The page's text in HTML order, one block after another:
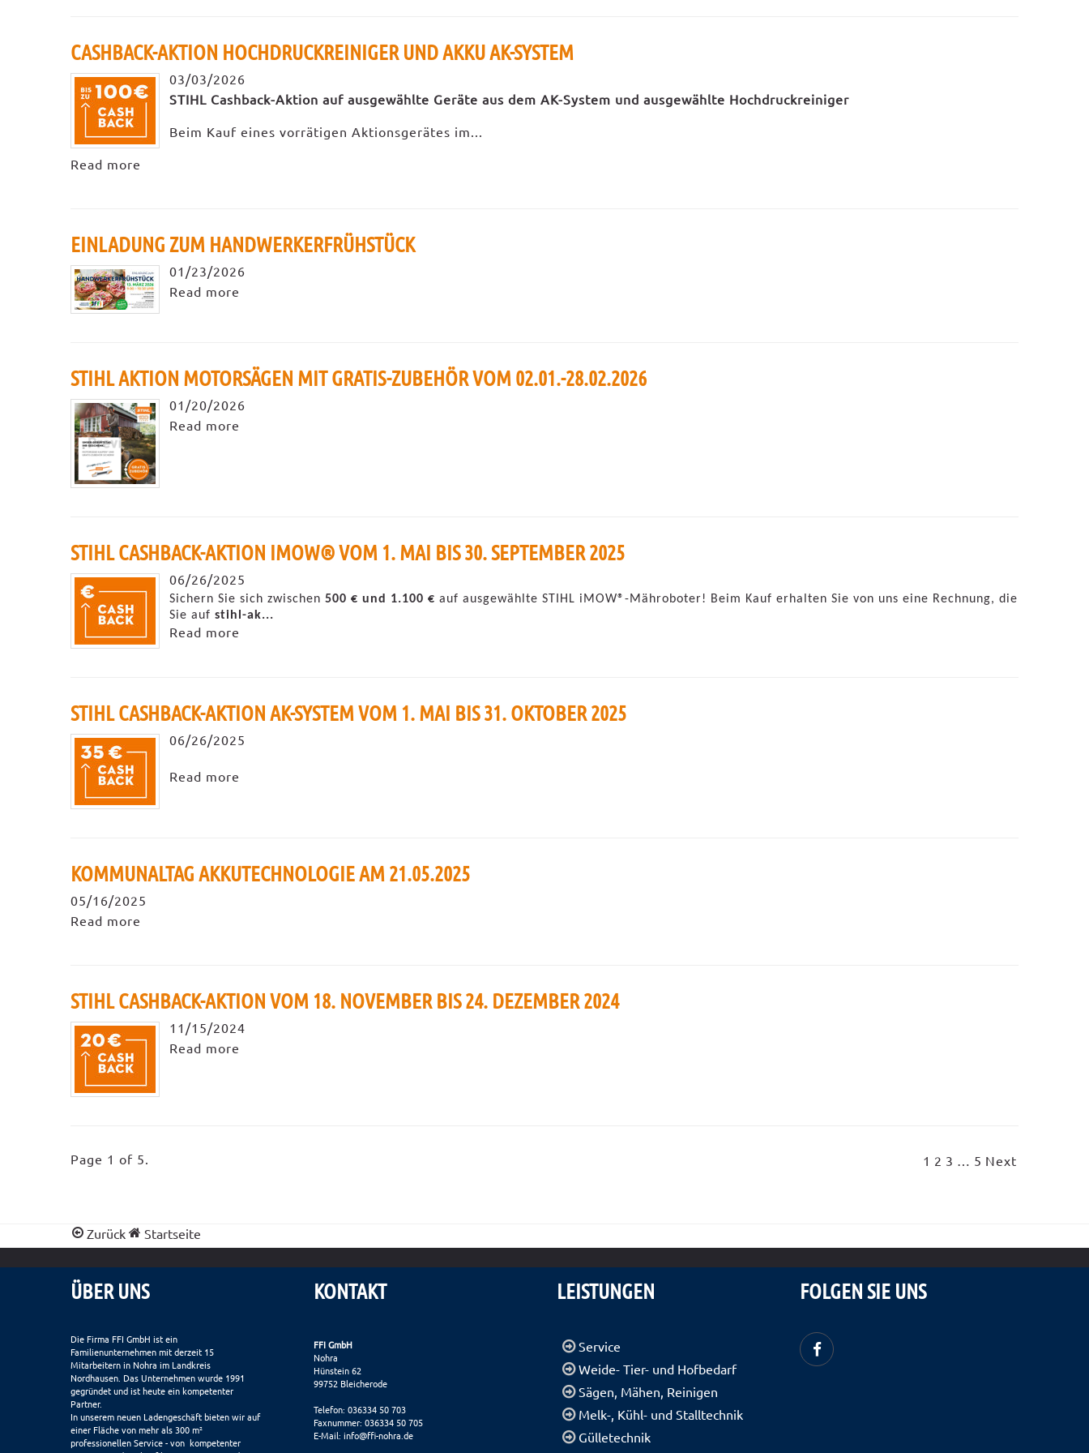
CASHBACK-AKTION HOCHDRUCKREINIGER UND AKKU AK-SYSTEM
03/03/2026
STIHL Cashback-Aktion auf ausgewählte Geräte aus dem AK-System und ausgewählte Hochdruckreiniger
Beim Kauf eines vorrätigen Aktionsgerätes im...
Read more
EINLADUNG ZUM HANDWERKERFRÜHSTÜCK
01/23/2026
Read more
STIHL AKTION MOTORSÄGEN MIT GRATIS-ZUBEHÖR VOM 02.01.-28.02.2026
01/20/2026
Read more
STIHL CASHBACK-AKTION IMOW® VOM 1. MAI BIS 30. SEPTEMBER 2025
06/26/2025
Sichern Sie sich zwischen 500 € und 1.100 € auf ausgewählte STIHL iMOW®-Mähroboter! Beim Kauf erhalten Sie von uns eine Rechnung, die
Sie auf stihl-ak...
Read more
STIHL CASHBACK-AKTION AK-SYSTEM VOM 1. MAI BIS 31. OKTOBER 2025
06/26/2025
Read more
KOMMUNALTAG AKKUTECHNOLOGIE AM 21.05.2025
05/16/2025
Read more
STIHL CASHBACK-AKTION VOM 18. NOVEMBER BIS 24. DEZEMBER 2024
11/15/2024
Read more
Page 1 of 5. 1 2 3 … 5 Next
Zurück Startseite
ÜBER UNS
Die Firma FFI GmbH ist ein
Familienunternehmen mit derzeit 15
Mitarbeitern in Nohra im Landkreis
Nordhausen. Das Unternehmen wurde 1991
gegründet und ist heute ein kompetenter
Partner.
In unserem neuen Ladengeschäft bieten wir auf
einer Fläche von mehr als 300 m²
professionellen Service - von kompetenter
KONTAKT
FFI GmbH
Nohra
Hünstein 62
99752 Bleicherode
Telefon: 036334 50 703
Faxnummer: 036334 50 705
E-Mail: info@ffi-nohra.de
LEISTUNGEN
Service
Weide- Tier- und Hofbedarf
Sägen, Mähen, Reinigen
Melk-, Kühl- und Stalltechnik
Gülletechnik
FOLGEN SIE UNS